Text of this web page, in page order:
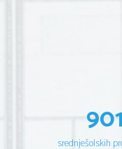
901
srednješolskih